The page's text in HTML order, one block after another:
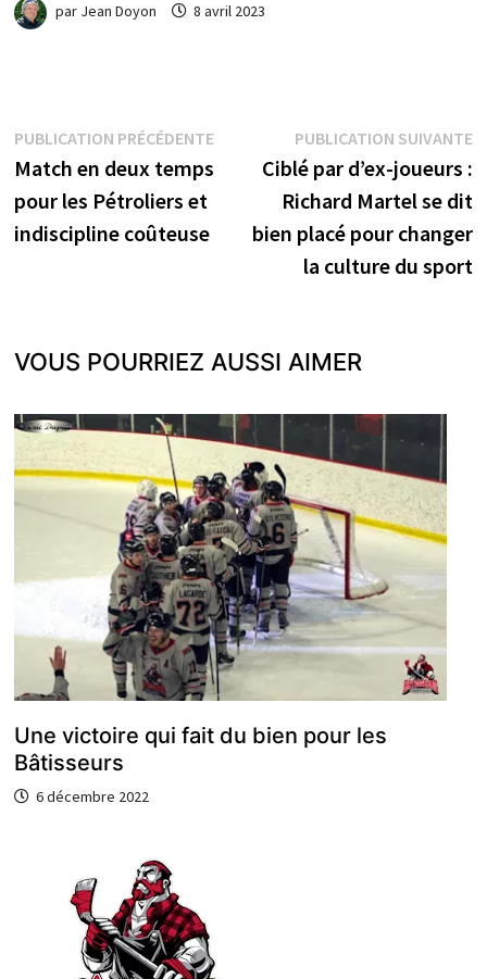
par Jean Doyon 8 avril 2023
Navigation
de
l’article
PUBLICATION PRÉCÉDENTEPublication
précédente :
Match en deux temps
pour les Pétroliers et
indiscipline coûteuse
PUBLICATION SUIVANTE
Ciblé par d’ex-joueurs :
Richard Martel se dit
bien placé pour changer
la culture du sport
VOUS POURRIEZ AUSSI AIMER
Une victoire qui fait du bien pour les
Bâtisseurs
6 décembre 2022